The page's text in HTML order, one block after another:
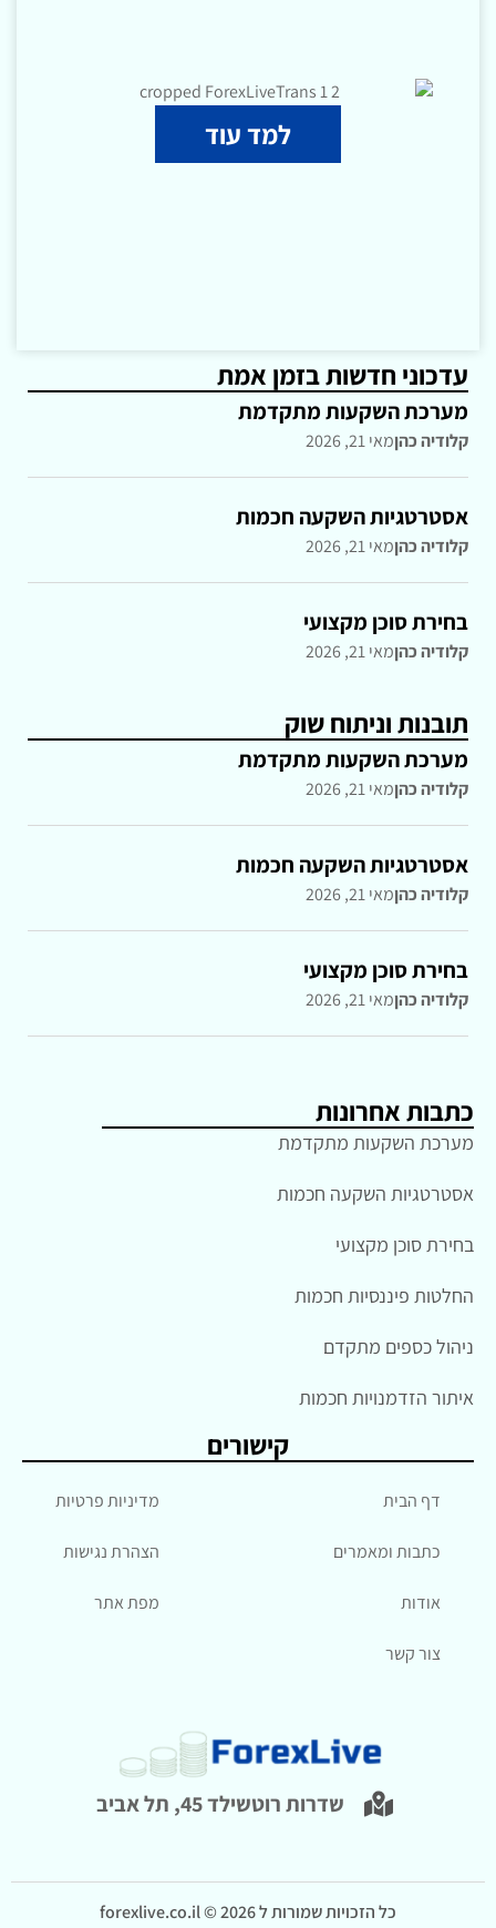
למד עוד
עדכוני חדשות בזמן אמת
מערכת השקעות מתקדמת
קלודיה כהןמאי 21, 2026
אסטרטגיות השקעה חכמות
קלודיה כהןמאי 21, 2026
בחירת סוכן מקצועי
קלודיה כהןמאי 21, 2026
תובנות וניתוח שוק
מערכת השקעות מתקדמת
קלודיה כהןמאי 21, 2026
אסטרטגיות השקעה חכמות
קלודיה כהןמאי 21, 2026
בחירת סוכן מקצועי
קלודיה כהןמאי 21, 2026
כתבות אחרונות
מערכת השקעות מתקדמת
אסטרטגיות השקעה חכמות
בחירת סוכן מקצועי
החלטות פיננסיות חכמות
ניהול כספים מתקדם
איתור הזדמנויות חכמות
קישורים
דף הבית
כתבות ומאמרים
אודות
צור קשר
מדיניות פרטיות
הצהרת נגישות
מפת אתר
שדרות רוטשילד 45, תל אביב
כל הזכויות שמורות ל forexlive.co.il © 2026